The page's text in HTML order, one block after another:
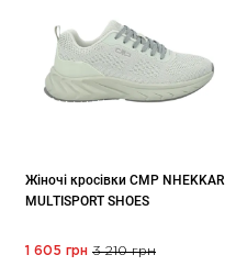
Жіночі кросівки CMP NHEKKAR
MULTISPORT SHOES
1 605 грн 3 210 грн